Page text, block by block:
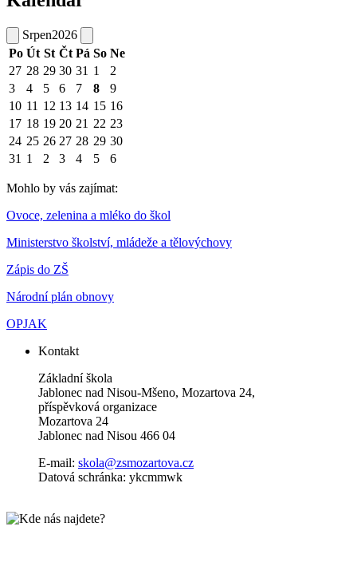
Srpen2026
Po Út St Čt Pá So Ne
27 28 29 30 31 1
2
3
4 5 6 7 8
9
10 11 12 13 14 15 16
17 18 19 20 21 22 23
24 25 26 27 28 29 30
31 1 2 3 4 5 6
Mohlo by vás zajímat:
Ovoce, zelenina a mléko do škol
Ministerstvo školství, mládeže a tělovýchovy
Zápis do ZŠ
Národní plán obnovy
OPJAK
Kontakt
Základní škola
Jablonec nad Nisou-Mšeno, Mozartova 24,
příspěvková organizace
Mozartova 24
Jablonec nad Nisou 466 04
E-mail: skola@zsmozartova.cz
Datová schránka: ykcmmwk